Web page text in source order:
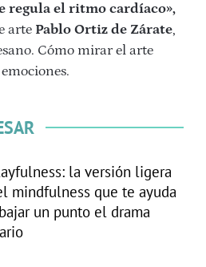
regula el ritmo cardíaco»,
arte Pablo Ortiz de Zárate,
Cómo mirar el arte
la versión ligera
mindfulness que te ayuda
un punto el drama